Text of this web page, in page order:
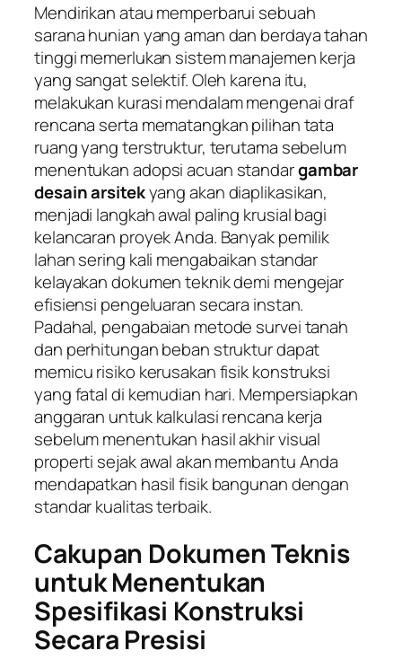
Mendirikan atau memperbarui sebuah
sarana hunian yang aman dan berdaya tahan
tinggi memerlukan sistem manajemen kerja
yang sangat selektif. Oleh karena itu,
melakukan kurasi mendalam mengenai draf
rencana serta mematangkan pilihan tata
ruang yang terstruktur, terutama sebelum
menentukan adopsi acuan standargambar
desain arsitekyang akan diaplikasikan,
menjadi langkah awal paling krusial bagi
kelancaran proyek Anda. Banyak pemilik
lahan sering kali mengabaikan standar
kelayakan dokumen teknik demi mengejar
efisiensi pengeluaran secara instan.
Padahal, pengabaian metode survei tanah
dan perhitungan beban struktur dapat
memicu risiko kerusakan fisik konstruksi
yang fatal di kemudian hari. Mempersiapkan
anggaran untuk kalkulasi rencana kerja
sebelum menentukan hasil akhir visual
properti sejak awal akan membantu Anda
mendapatkan hasil fisik bangunan dengan
standar kualitas terbaik.
Cakupan Dokumen Teknis
untuk Menentukan
Spesifikasi Konstruksi
Secara Presisi